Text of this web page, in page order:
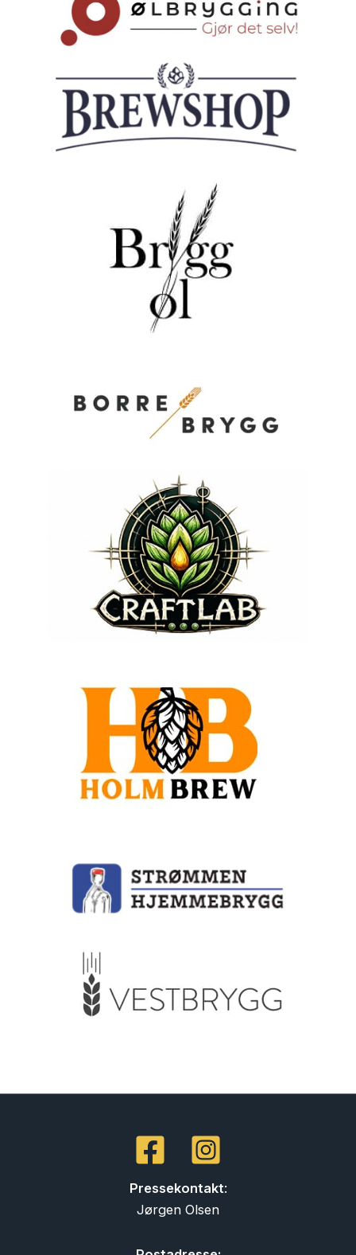
Pressekontakt:
Jørgen Olsen